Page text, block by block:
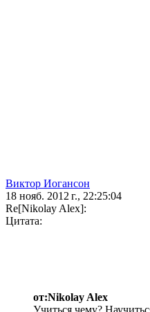
Виктор Иогансон
18 нояб. 2012 г., 22:25:04
Re[Nikolay Alex]:
Цитата:
от:Nikolay Alex